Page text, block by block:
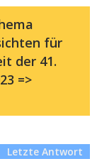
für
der 41.
=>
Letzte Antwort